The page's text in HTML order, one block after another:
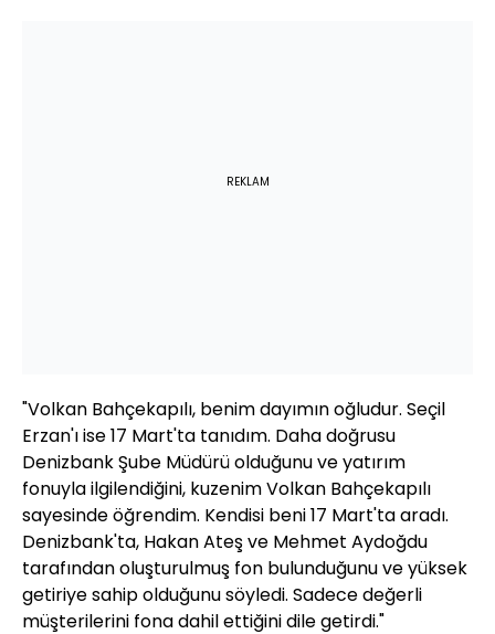
REKLAM
"Volkan Bahçekapılı, benim dayımın oğludur. Seçil
Erzan'ı ise 17 Mart'ta tanıdım. Daha doğrusu
Denizbank Şube Müdürü olduğunu ve yatırım
fonuyla ilgilendiğini, kuzenim Volkan Bahçekapılı
sayesinde öğrendim. Kendisi beni 17 Mart'ta aradı.
Denizbank'ta, Hakan Ateş ve Mehmet Aydoğdu
tarafından oluşturulmuş fon bulunduğunu ve yüksek
getiriye sahip olduğunu söyledi. Sadece değerli
müşterilerini fona dahil ettiğini dile getirdi."